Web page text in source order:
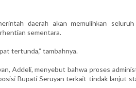
daerah akan memulihkan
sementara.
tertunda,” tambahnya.
Addeli, menyebut bahwa proses
Bupati Seruyan terkait tindak lanjut